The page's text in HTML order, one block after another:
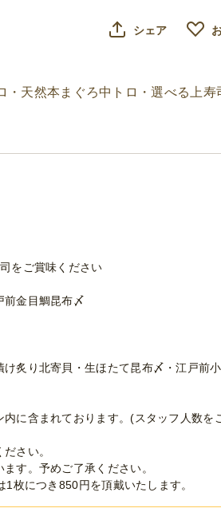
シェア
・天然本まぐろ中トロ・選べる上寿
をご賞味ください
前金目鯛昆布〆
炙り北寄貝・生ほたて昆布〆・江戸前
に含まれております。(スタッフ人数を
さい。
す。予めご了承ください。
枚につき850円を頂戴いたします。